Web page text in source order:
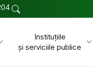
Instituțiile
și serviciile publice